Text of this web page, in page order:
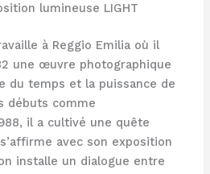
lumineuse LIGHT
à Reggio Emilia où il
une œuvre photographique
du temps et la puissance de
débuts comme
il a cultivé une quête
avec son exposition
installe un dialogue entre